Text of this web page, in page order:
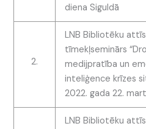
diena Siguldā
2.
LNB Bibliotēku
tīmekļseminārs
medijpratība un
inteliģence krīzes
2022. gada 22.
LNB Bibliotēku